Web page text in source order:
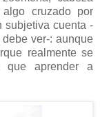
cruzado por
subjetiva cuenta -
ver-: aunque
realmente se
que aprender a